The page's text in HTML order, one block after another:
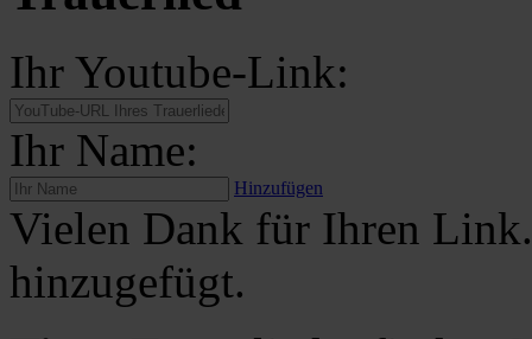
Ihr Youtube-Link:
Ihr Name:
Hinzufügen
Vielen Dank für Ihren
hinzugefügt.